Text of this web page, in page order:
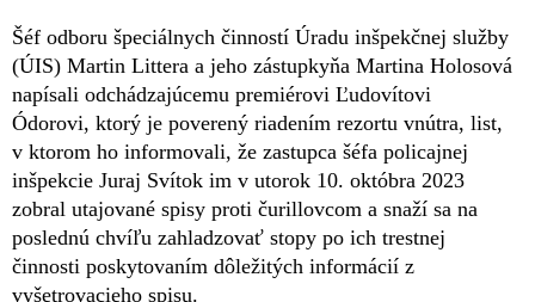
Šéf odboru špeciálnych činností Úradu inšpekčnej služby
(ÚIS) Martin Littera a jeho zástupkyňa Martina Holosová
napísali odchádzajúcemu premiérovi Ľudovítovi
Ódorovi, ktorý je poverený riadením rezortu vnútra, list,
v ktorom ho informovali, že zastupca šéfa policajnej
inšpekcie Juraj Svítok im v utorok 10. októbra 2023
zobral utajované spisy proti čurillovcom a snaží sa na
poslednú chvíľu zahladzovať stopy po ich trestnej
činnosti poskytovaním dôležitých informácií z
vyšetrovacieho spisu.